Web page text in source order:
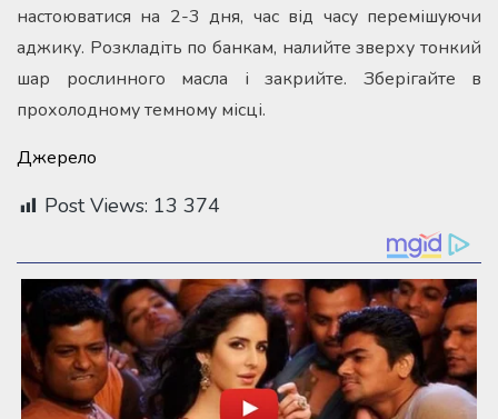
настоюватися на 2-3 дня, час від часу перемішуючи
аджику. Розкладіть по банкам, налийте зверху тонкий
шар рослинного масла і закрийте. Зберігайте в
прохолодному темному місці.
Джерело
Post Views: 13 374